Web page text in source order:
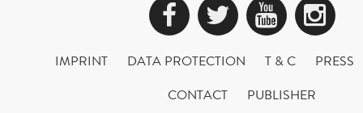
Facebook
Twitter
IMPRINT DATA PROTECTION T & C
PRESS
CONTACT
PUBLISHER